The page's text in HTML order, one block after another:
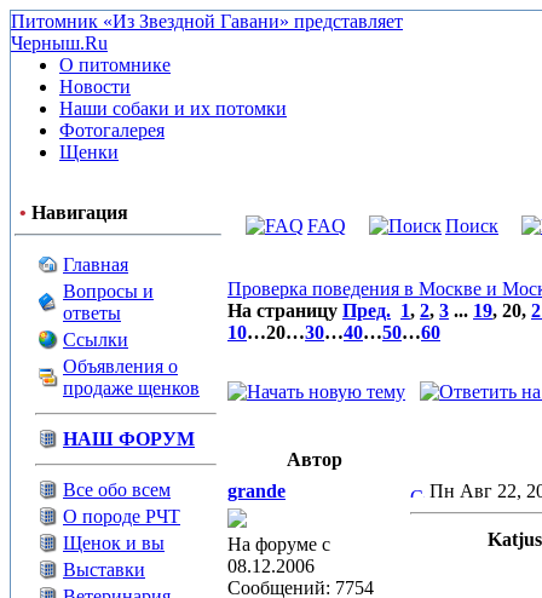
Питомник «Из Звездной Гавани» представляет
Черныш.Ru
О питомнике
Новости
Наши собаки и их потомки
Фотогалерея
Щенки
• Навигация
Главная
Вопросы и
ответы
Ссылки
Объявления о
продаже щенков
НАШ ФОРУМ
Все обо всем
О породе РЧТ
Щенок и вы
Выставки
FAQ Поиск
Проверка поведения в Москве и
На страницу Пред. 1, 2, 3 ... 19, 20,
10…20…30…40…50…60
Автор
grande
На форуме с
08.12.2006
Сообщений: 7754
Пн Авг 22,